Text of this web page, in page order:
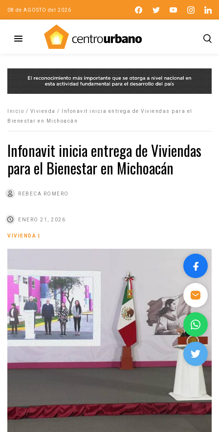
08 de AGOSTO del 2026
Inicio / Vivienda /
Infonavit inicia entrega de Viviendas para el
Bienestar en Michoacán
Infonavit inicia entrega de Viviendas
para el Bienestar en Michoacán
REBECA ROMERO
ENERO 21, 2026
VIVIENDA